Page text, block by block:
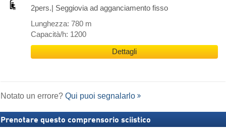
2pers.| Seggiovia ad agganciamento fisso
Lunghezza: 780 m
Capacità/h: 1200
Dettagli
Notato un errore? Qui puoi segnalarlo
Prenotare questo comprensorio sciistico